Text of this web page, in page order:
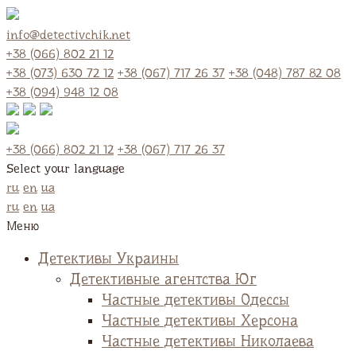
info@detectivchik.net
+38 (066) 802 21 12
+38 (073) 630 72 12 +38 (067) 717 26 37 +38 (048) 787 82 08
+38 (094) 948 12 08
+38 (066) 802 21 12 +38 (067) 717 26 37
Select your language
ru en ua
ru en ua
Меню
Детективы Украины
Детективные агентства Юг
Частные детективы Одессы
Частные детективы Херсона
Частные детективы Николаева